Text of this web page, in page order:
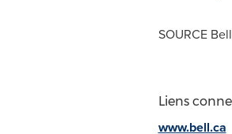
SOURCE
Liens
www.bell.ca